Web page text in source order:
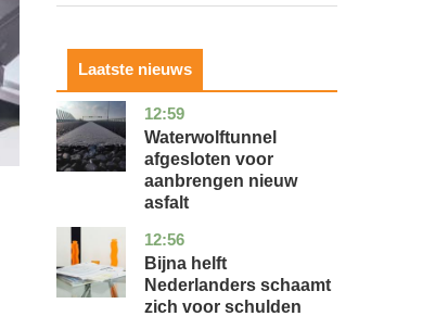
Laatste nieuws
12:59
noord-
holland
nieuws
Waterwolftunnel
afgesloten voor
aanbrengen nieuw
asfalt
12:56
noord-
holland
economie
Bijna helft
Nederlanders schaamt
zich voor schulden